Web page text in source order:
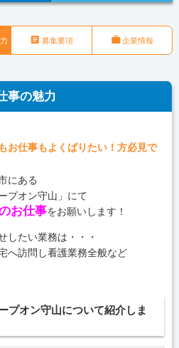
 募集要項 企業情報
事の魅力
お仕事もよくばりたい！方必見で
にある
プオン守山」にて
お仕事をお願いします！
したい業務は・・・
へ訪問し看護業務全般など
プオン守山について紹介しま